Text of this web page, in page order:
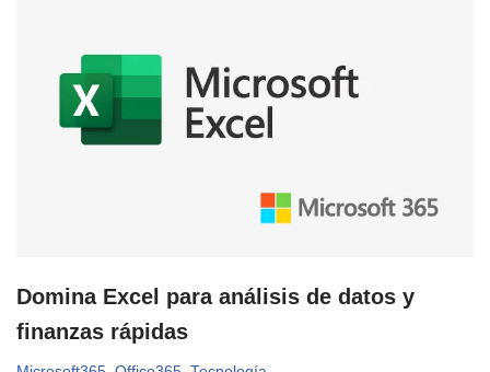
Domina Excel para análisis de datos y
finanzas rápidas